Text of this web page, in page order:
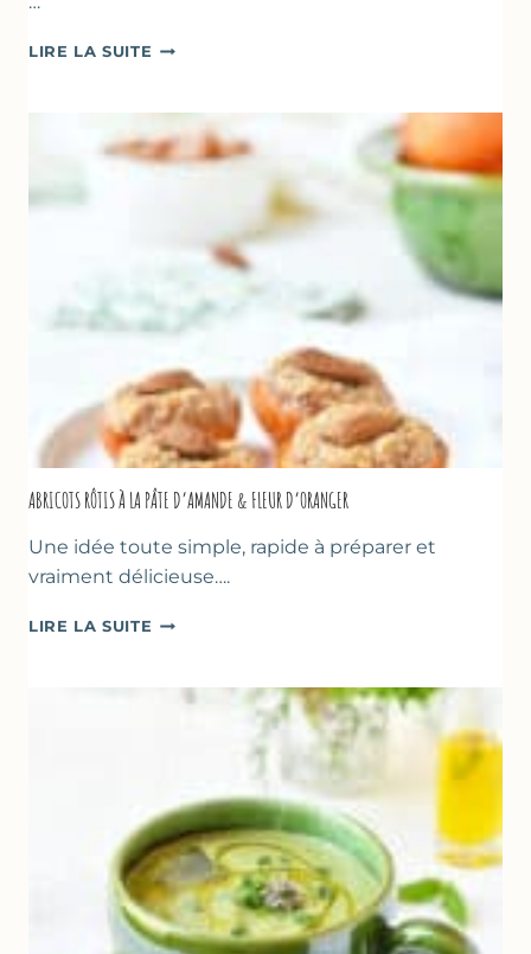
LIRE LA SUITE CAKE
COURGETTE,
HUILE
D’OLIVE
ABRICOTS RÔTIS À LA PÂTE D’AMANDE & FLEUR D’ORANGER
Une idée toute simple, rapide à préparer et
vraiment délicieuse….
LIRE LA SUITE ABRICOTS
D’ORANGER